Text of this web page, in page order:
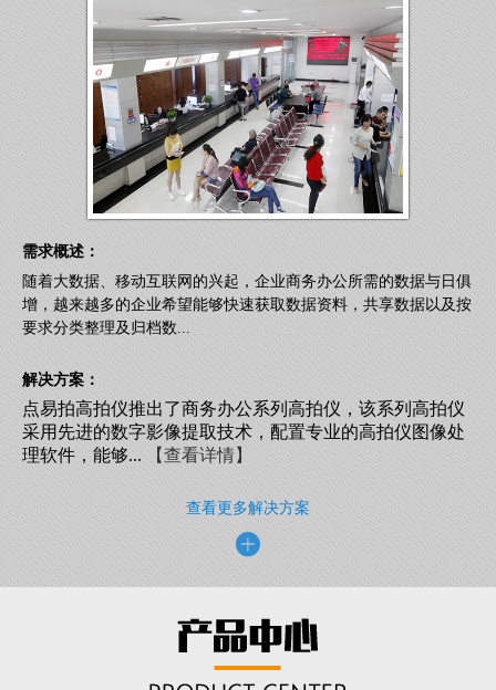
需求概述：
随着大数据、移动互联网的兴起，企业商务办公所需的数据与日俱
增，越来越多的企业希望能够快速获取数据资料，共享数据以及按
要求分类整理及归档数...
解决方案：
点易拍高拍仪推出了商务办公系列高拍仪，该系列高拍仪
采用先进的数字影像提取技术，配置专业的高拍仪图像处
理软件，能够...【查看详情】
查看更多解决方案